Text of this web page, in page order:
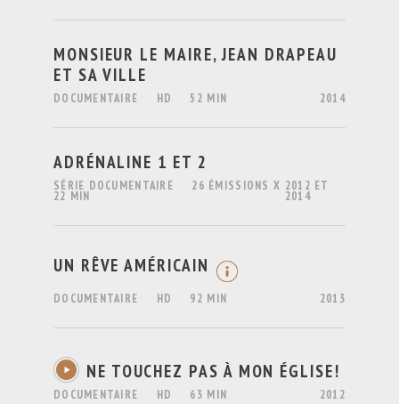
MONSIEUR LE MAIRE, JEAN DRAPEAU
ET SA VILLE
DOCUMENTAIRE HD 52 MIN 2014
ADRÉNALINE 1 ET 2
SÉRIE DOCUMENTAIRE 26 ÉMISSIONS X
22 MIN
2012 ET
2014
UN RÊVE AMÉRICAIN
DOCUMENTAIRE HD 92 MIN 2013
NE TOUCHEZ PAS À MON ÉGLISE!
DOCUMENTAIRE HD 63 MIN 2012